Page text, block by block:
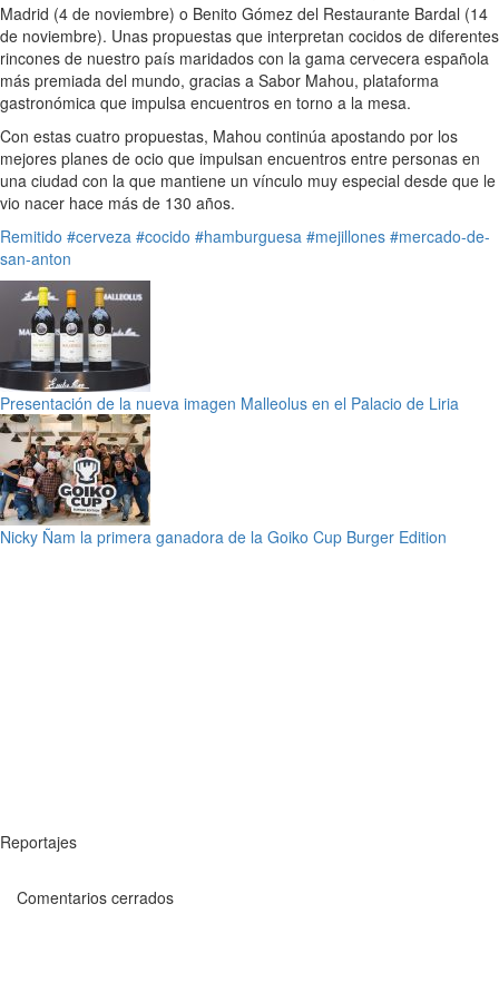
Madrid (4 de noviembre) o Benito Gómez del Restaurante Bardal (14
de noviembre). Unas propuestas que interpretan cocidos de diferentes
rincones de nuestro país maridados con la gama cervecera española
más premiada del mundo, gracias a Sabor Mahou, plataforma
gastronómica que impulsa encuentros en torno a la mesa.
Con estas cuatro propuestas, Mahou continúa apostando por los
mejores planes de ocio que impulsan encuentros entre personas en
una ciudad con la que mantiene un vínculo muy especial desde que le
vio nacer hace más de 130 años.
Remitido #cerveza #cocido #hamburguesa #mejillones #mercado-de-
san-anton
Presentación de la nueva imagen Malleolus en el Palacio de Liria
Nicky Ñam la primera ganadora de la Goiko Cup Burger Edition
Reportajes
Comentarios cerrados